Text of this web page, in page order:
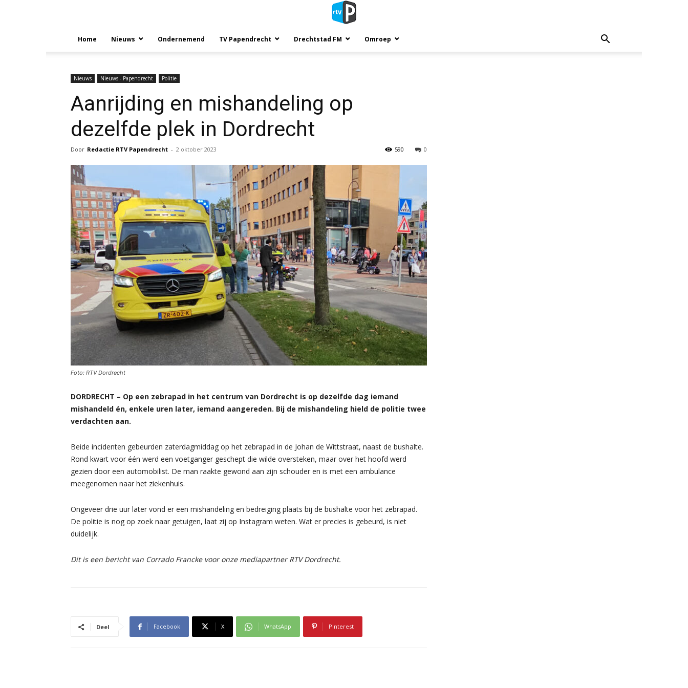
Home Nieuws Ondernemend TV Papendrecht Drechtstad FM Omroep
Nieuws Nieuws - Papendrecht Politie
Aanrijding en mishandeling op
dezelfde plek in Dordrecht
Door Redactie RTV Papendrecht - 2 oktober 2023 0
590
Foto: RTV Dordrecht
DORDRECHT – Op een zebrapad in het centrum van Dordrecht is op dezelfde dag iemand
mishandeld én, enkele uren later, iemand aangereden. Bij de mishandeling hield de politie twee
verdachten aan.
Beide incidenten gebeurden zaterdagmiddag op het zebrapad in de Johan de Wittstraat, naast de bushalte.
Rond kwart voor één werd een voetganger geschept die wilde oversteken, maar over het hoofd werd
gezien door een automobilist. De man raakte gewond aan zijn schouder en is met een ambulance
meegenomen naar het ziekenhuis.
Ongeveer drie uur later vond er een mishandeling en bedreiging plaats bij de bushalte voor het zebrapad.
De politie is nog op zoek naar getuigen, laat zij op Instagram weten. Wat er precies is gebeurd, is niet
duidelijk.
Dit is een bericht van Corrado Francke voor onze mediapartner RTV Dordrecht.
Deel Facebook X WhatsApp Pinterest